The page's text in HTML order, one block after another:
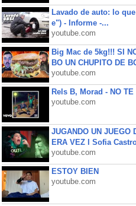
Lavado de auto: lo
e") - Informe -...
youtube.com
Big Mac de 5kg!!! SI
BO UN CHUPITO DE
youtube.com
Rels B, Morad - NO TE
youtube.com
JUGANDO UN JUEGO
ERA VEZ l Sofia
youtube.com
ESTOY BIEN
youtube.com